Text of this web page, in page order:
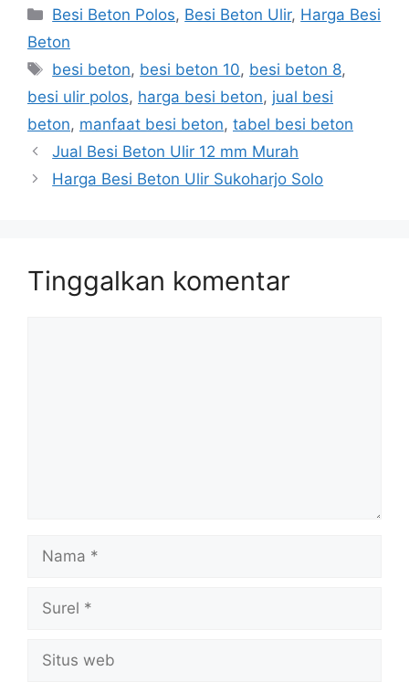
Kategori
Besi Beton Polos, Besi Beton Ulir, Harga Besi
Beton
Tag
besi beton, besi beton 10, besi beton 8,
besi ulir polos, harga besi beton, jual besi
beton, manfaat besi beton, tabel besi beton
Jual Besi Beton Ulir 12 mm Murah
Harga Besi Beton Ulir Sukoharjo Solo
Tinggalkan komentar
web